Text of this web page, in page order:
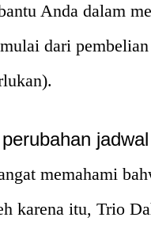
Anda dalam
dari
jadwal
memahami
karena itu, Trio